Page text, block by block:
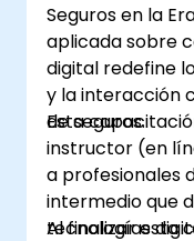
Seguros en la
aplicada sobre
digital redefine
y la interacción
de seguros.
Esta
instructor (en
a profesionales
intermedio que
tecnologías
Al finalizar esta